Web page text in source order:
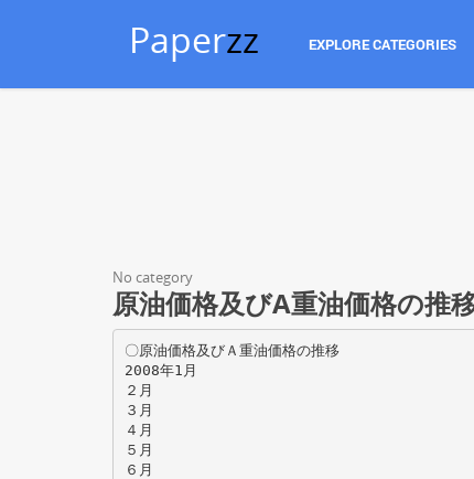
Paperzz EXPLORE CATEGORIES
No category
原油価格及びA重油価格の推
〇原油価格及びＡ重油価格の推移
2008年1月
２月
３月
４月
５月
６月